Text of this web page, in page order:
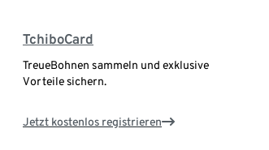
TchiboCard
TreueBohnen sammeln und exklusive
Vorteile sichern.
Jetzt kostenlos registrieren